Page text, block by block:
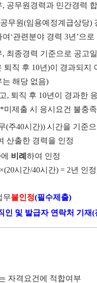
, 공무원경력과 민간경력
공무원(임용예정계급상당)
여 ‘관련분야 경력 3년 ’으로
, 최종경력 기준으로 공고
퇴직 후 10년)이 경과되지
는 해당 없음)
, 퇴직 후 10년이 경과한
미제출 시 응시요건 불충
(주40시간)) 시간을 기준
산출한 경력을 인정
에 비례 하여 인정
×(20시간/40시간) = 2년 인정
무불인정(필수제출)
인 및 발급자 연락처 기재(
자격요건에 적합여부